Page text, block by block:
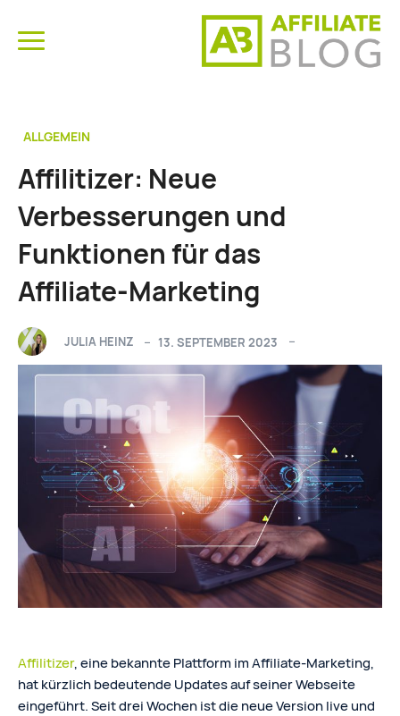
ALLGEMEIN
Affilitizer: Neue
Verbesserungen und
Funktionen für das
Affiliate-Marketing
JULIA HEINZ 13. SEPTEMBER 2023
Affilitizer, eine bekannte Plattform im Affiliate-Marketing,
hat kürzlich bedeutende Updates auf seiner Webseite
eingeführt. Seit drei Wochen ist die neue Version live und